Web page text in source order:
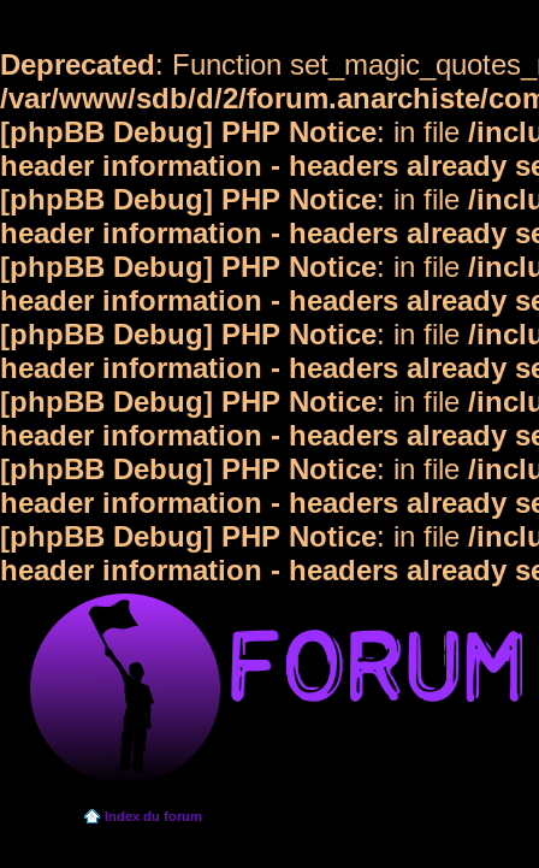
Deprecated: Function
/var/www/sdb/d/2/forum.anarchiste/
[phpBB Debug] PHP Notice: in file /
header information - headers already
[phpBB Debug] PHP Notice: in file /
header information - headers already
[phpBB Debug] PHP Notice: in file /
header information - headers already
[phpBB Debug] PHP Notice: in file /
header information - headers already
[phpBB Debug] PHP Notice: in file /
header information - headers already
[phpBB Debug] PHP Notice: in file /
header information - headers already
[phpBB Debug] PHP Notice: in file /
header information - headers already
Index du forum